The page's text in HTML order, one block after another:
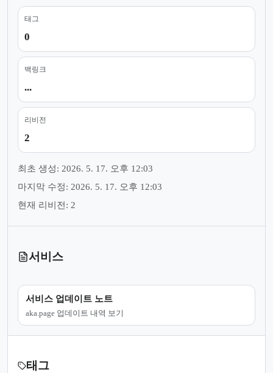
태그
0
백링크
...
리비전
2
최초 생성: 2026. 5. 17. 오후 12:03
마지막 수정: 2026. 5. 17. 오후 12:03
현재 리비전: 2
서비스
서비스 업데이트 노트
aka.page 업데이트 내역 보기
태그